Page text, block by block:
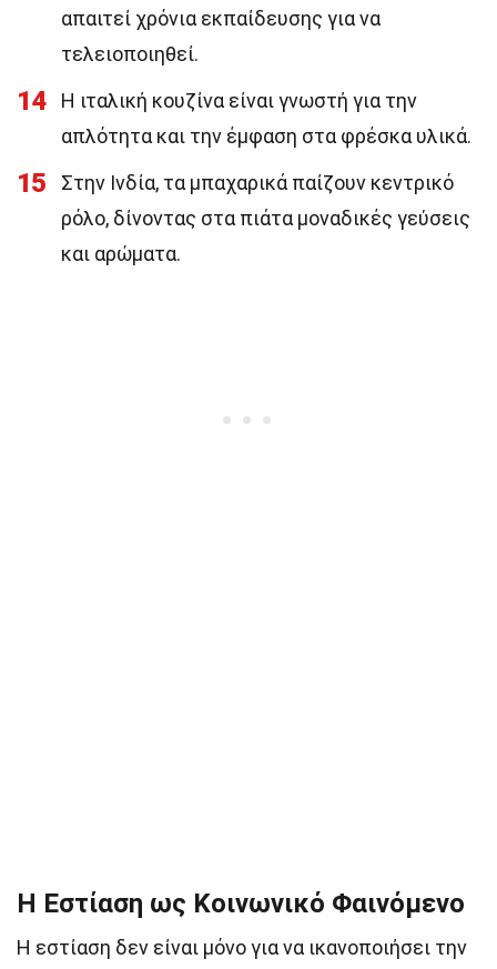
απαιτεί χρόνια εκπαίδευσης για να
τελειοποιηθεί.
14
Η ιταλική κουζίνα είναι γνωστή για την
απλότητα και την έμφαση στα φρέσκα υλικά.
15
Στην Ινδία, τα μπαχαρικά παίζουν κεντρικό
ρόλο, δίνοντας στα πιάτα μοναδικές γεύσεις
και αρώματα.
Η Εστίαση ως Κοινωνικό Φαινόμενο
Η εστίαση δεν είναι μόνο για να ικανοποιήσει την